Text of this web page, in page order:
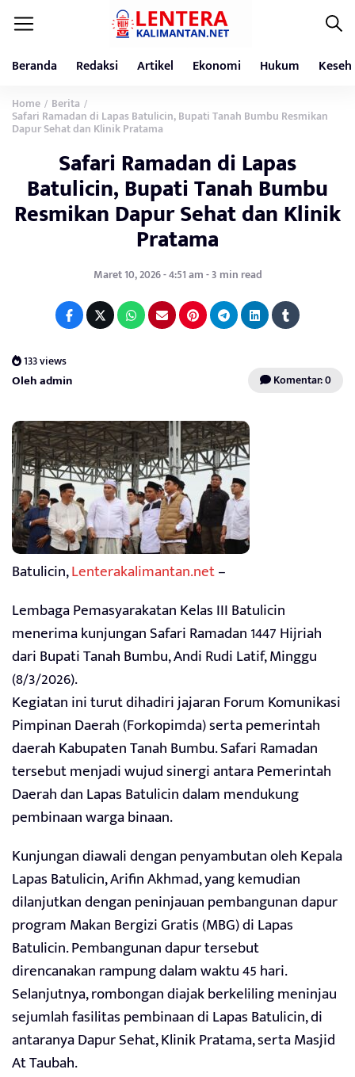
Beranda Redaksi Artikel Ekonomi Hukum
Home / Berita /
Safari Ramadan di Lapas Batulicin, Bupati Tanah Bumbu Resmikan
Dapur Sehat dan Klinik Pratama
Safari Ramadan di Lapas
Batulicin, Bupati Tanah Bumbu
Resmikan Dapur Sehat dan Klinik
Pratama
Maret 10, 2026 - 4:51 am - 3 min read
133 views
Oleh admin Komentar: 0
Batulicin,Lenterakalimantan.net–
Lembaga Pemasyarakatan Kelas III Batulicin
menerima kunjungan Safari Ramadan 1447 Hijriah
dari Bupati Tanah Bumbu, Andi Rudi Latif, Minggu
(8/3/2026).
Kegiatan ini turut dihadiri jajaran Forum Komunikasi
Pimpinan Daerah (Forkopimda) serta pemerintah
daerah Kabupaten Tanah Bumbu. Safari Ramadan
tersebut menjadi wujud sinergi antara Pemerintah
Daerah dan Lapas Batulicin dalam mendukung
pembinaan warga binaan.
Kunjungan diawali dengan penyambutan oleh Kepala
Lapas Batulicin, Arifin Akhmad, yang kemudian
dilanjutkan dengan peninjauan pembangunan dapur
program Makan Bergizi Gratis (MBG) di Lapas
Batulicin. Pembangunan dapur tersebut
direncanakan rampung dalam waktu 45 hari.
Selanjutnya, rombongan diajak berkeliling meninjau
sejumlah fasilitas pembinaan di Lapas Batulicin, di
antaranya Dapur Sehat, Klinik Pratama, serta Masjid
At Taubah.